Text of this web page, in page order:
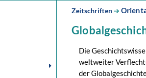
Zeitschriften➔
Die
weltweiter
der